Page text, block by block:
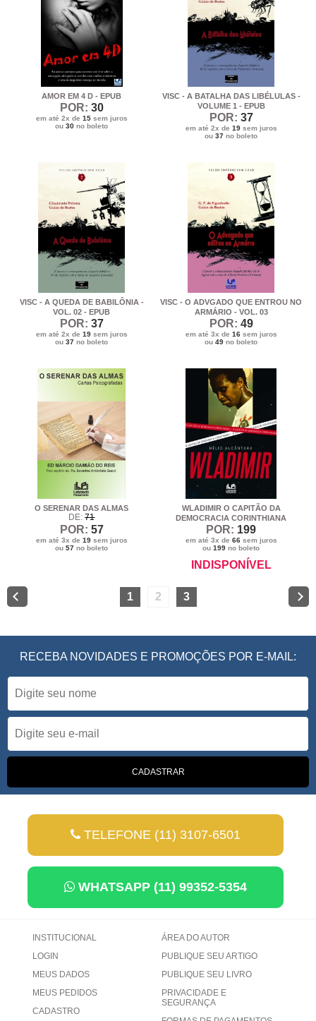
AMOR EM 4 D - EPUB
POR: 30
em até 2x de 15sem juros
ou30 no boleto
VISC - A BATALHA DAS LIBÉLULAS -
VOLUME 1 - EPUB
POR: 37
em até 2x de 19sem juros
ou37 no boleto
VISC - A QUEDA DE BABILÔNIA -
VOL. 02 - EPUB
POR: 37
em até 2x de 19sem juros
ou37 no boleto
VISC - O ADVGADO QUE ENTROU NO
ARMÁRIO - VOL. 03
POR: 49
em até 3x de 16sem juros
ou49 no boleto
O SERENAR DAS ALMAS
DE: 71
POR: 57
em até 3x de 19sem juros
ou57 no boleto
WLADIMIR O CAPITÃO DA
DEMOCRACIA CORINTHIANA
POR: 199
em até 3x de 66sem juros
ou199 no boleto
INDISPONÍVEL
1 2 3
RECEBA NOVIDADES E PROMOÇÕES POR E-MAIL:
TELEFONE (11) 3107-6501
WHATSAPP (11) 99352-5354
INSTITUCIONAL
LOGIN
MEUS DADOS
MEUS PEDIDOS
CADASTRO
ÁREA DO AUTOR
PUBLIQUE SEU ARTIGO
PUBLIQUE SEU LIVRO
PRIVACIDADE E
SEGURANÇA